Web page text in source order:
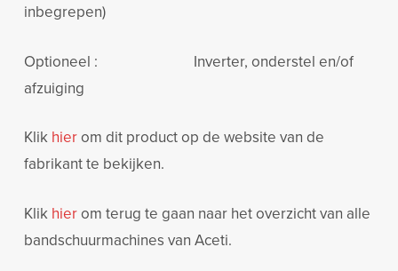
inbegrepen)
Optioneel : Inverter, onderstel en/of
afzuiging
Klik hierom dit product op de website van de
fabrikant te bekijken.
Klik hierom terug te gaan naar het overzicht van alle
bandschuurmachines van Aceti.